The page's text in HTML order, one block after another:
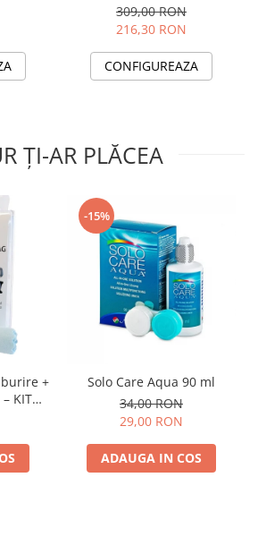
309,00 RON
216,30 RON
CONFIGUREAZA
ȚI-AR PLĂCEA
+
KIT
-15%
Solo Care Aqua 90 ml
34,00 RON
29,00 RON
ADAUGA IN COS